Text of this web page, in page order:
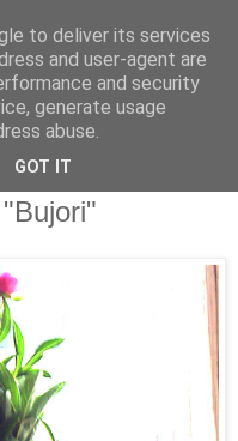
to deliver its services
and user-agent are
and security
generate usage
abuse.
GOT IT